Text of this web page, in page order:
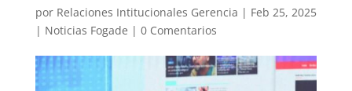
por Relaciones Intitucionales Gerencia | Feb 25, 2025
| Noticias Fogade | 0 Comentarios